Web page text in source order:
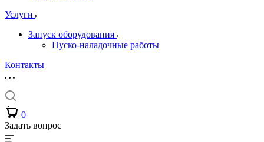
Услуги
Запуск оборудования
Пуско-наладочные работы
Контакты
0
Задать вопрос